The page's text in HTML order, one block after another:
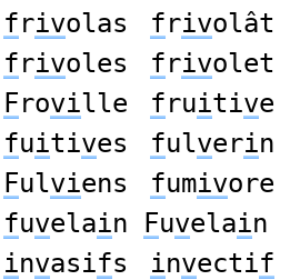
frivolas frivolât
frivoles frivolet
Froville fruitive
fuitives fulverin
Fulviens fumivore
fuvelain Fuvelain
invasifs invectif